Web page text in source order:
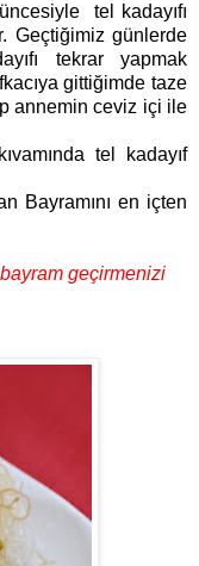
tel kadayıfı
Geçtiğimiz günlerde
tekrar yapmak
gittiğimde taze
annemin ceviz içi ile
tel kadayıf
Bayramını en içten
geçirmenizi